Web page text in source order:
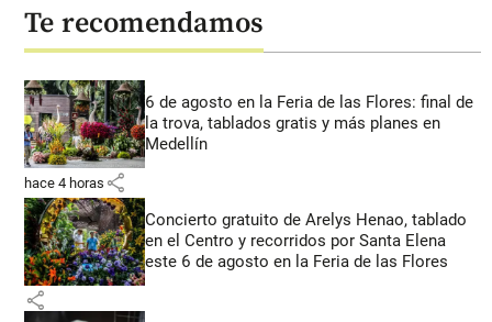
Te recomendamos
6 de agosto en la Feria de las Flores: final de
la trova, tablados gratis y más planes en
Medellín
hace 4 horas share
Concierto gratuito de Arelys Henao, tablado
en el Centro y recorridos por Santa Elena
este 6 de agosto en la Feria de las Flores
share